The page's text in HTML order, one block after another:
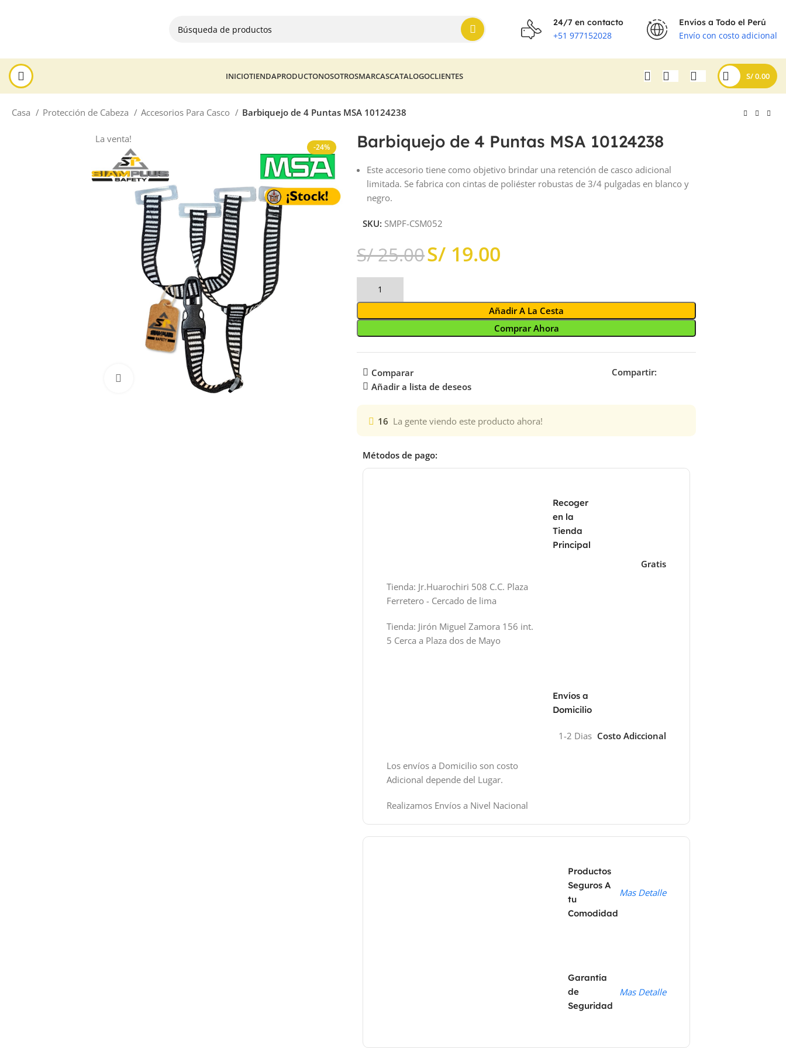
24/7 en contacto
+51 977152028
Envíos a Todo el Perú
Envío con costo adicional
INICIOTIENDAPRODUCTONOSOTROSMARCASCATALOGOCLIENTES S/0.00
Casa Protección de Cabeza Accesorios Para Casco Barbiquejo de 4 Puntas MSA 10124238
-24%
La venta!
Haga Click para agrandar
Barbiquejo de 4 Puntas MSA 10124238
Este accesorio tiene como objetivo brindar una retención de casco adicional
limitada. Se fabrica con cintas de poliéster robustas de 3/4 pulgadas en blanco y
negro.
SKU: SMPF-CSM052
S/25.00S/ 19.00
Añadir A La Cesta
Comprar Ahora
Comparar
Añadir a lista de deseos
Compartir:
16 La gente viendo este producto ahora!
Métodos de pago:
Recoger
en la
Tienda
Principal
Tienda: Jr.Huarochiri 508 C.C. Plaza
Ferretero - Cercado de lima
Tienda: Jirón Miguel Zamora 156 int.
5 Cerca a Plaza dos de Mayo
Gratis
Envíos a
Domicilio
Los envíos a Domicilio son costo
Adicional depende del Lugar.
Realizamos Envíos a Nivel Nacional
1-2 Dias Costo Adiccional
Productos
Seguros A
tu
Comodidad
Mas Detalle
Garantía
de
Seguridad
Mas Detalle